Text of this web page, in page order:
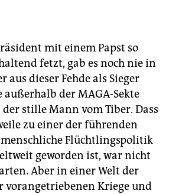
mit einem Papst so
fetzt, gab es noch nie in
aus dieser Fehde als Sieger
der MAGA-Sekte
stille Mann vom Tiber. Dass
zu einer der führenden
Flüchtlingspolitik
geworden ist, war nicht
Aber in einer Welt der
vorangetriebenen Kriege und